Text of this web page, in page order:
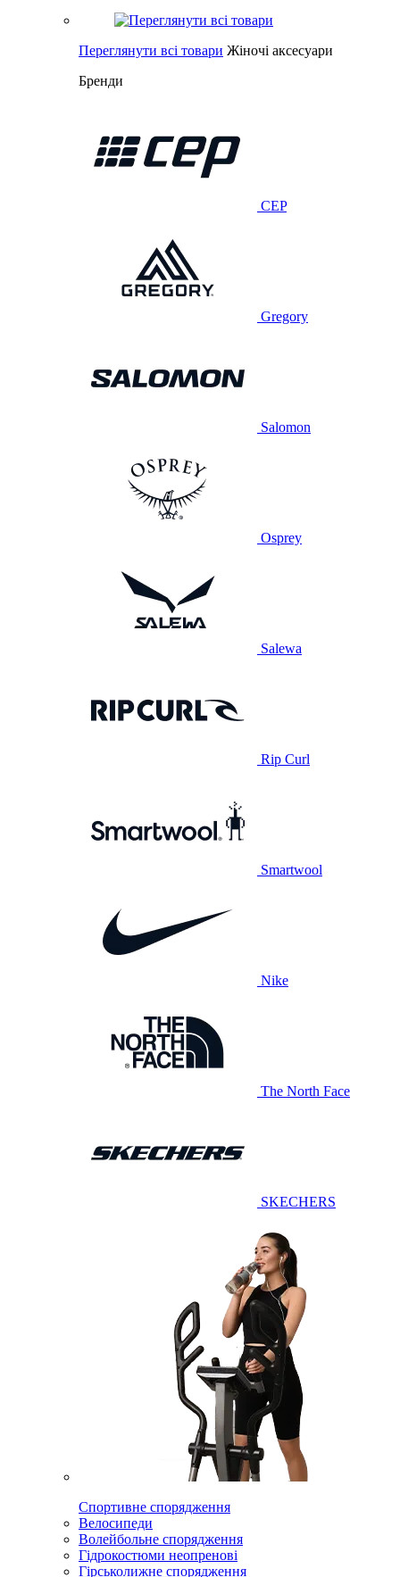
Переглянути всі товари Жіночі аксесуари
Бренди
CEP
Gregory
Salomon
Osprey
Salewa
Rip Curl
Smartwool
Nike
The North Face
SKECHERS
Спортивне спорядження
Велосипеди
Волейбольне спорядження
Гідрокостюми неопренові
Гірськолижне спорядження